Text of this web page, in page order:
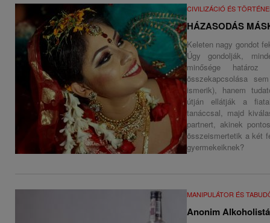
CIVILIZÁCIÓ ÉS
HÁZASODÁS
Keleten nagy gondot
Úgy gondolják,
minősége
összekapcsolása
ismerik), hanem
útján ellátják a
tanáccsal, majd
partnert, akinek
összeismertetik a két
gyermekeiknek?
MANIPULÁTOR ÉS
Anonim